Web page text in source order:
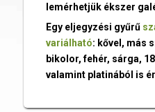
lemérhetjük ékszer
Egy eljegyzési gyűrű
variálható: kővel, más
bikolor, fehér, sárga,
valamint platinából is